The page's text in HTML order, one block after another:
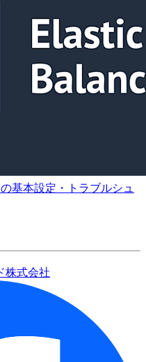
基本設定・トラブルシュ
株式会社